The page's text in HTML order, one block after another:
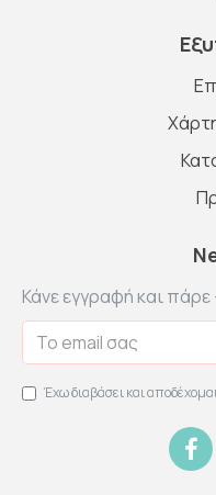
Κάνε εγγραφή και
Έχω διαβάσει και